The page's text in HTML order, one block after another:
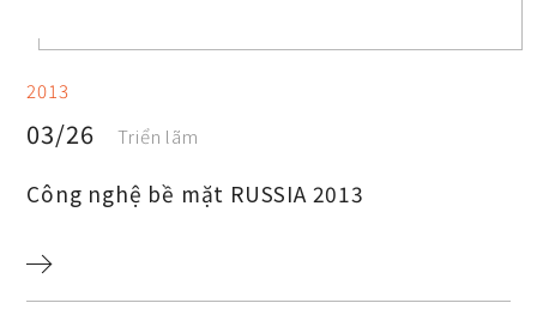
2013
03/26 Triển lãm
Công nghệ bề mặt RUSSIA 2013